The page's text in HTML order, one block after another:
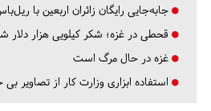
جابه‌جایی رایگان زائران اربعین با
قحطی در غزه؛ شکر کیلویی هزار دلار
غزه در حال مرگ است
استفاده ابزاری وزارت کار از تصاویر